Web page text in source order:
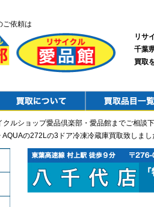
ご依頼は
リサ
千葉
買取
ルショップ愛品倶楽部・愛品館までご相談下
AQUAの272Lの3ドア冷凍冷蔵庫買取致しま